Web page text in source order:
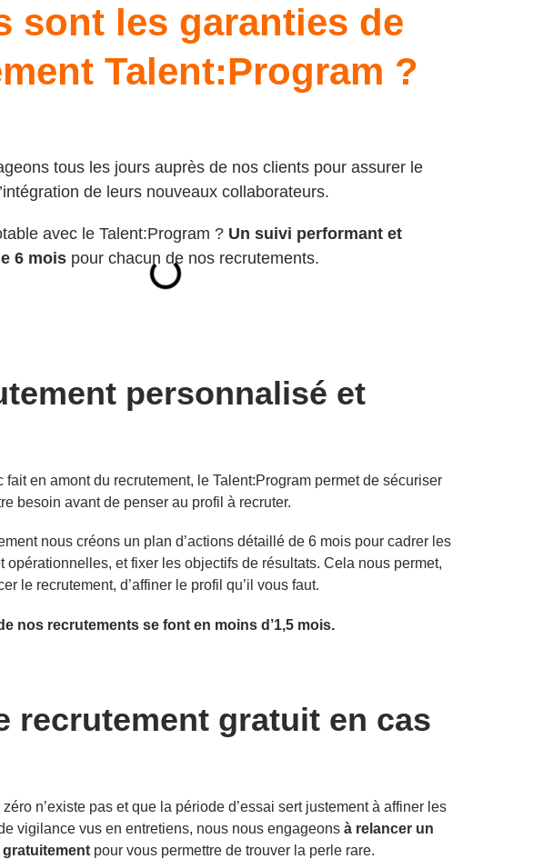
sont les garanties de
Talent:Program ?
tous les jours auprès de nos clients pour assurer le
de leurs nouveaux collaborateurs.
avec le Talent:Program ? Un suivi performant et
6 mois pour chacun de nos recrutements.
personnalisé et
fait en amont du recrutement, le Talent:Program permet de sécuriser
besoin avant de penser au profil à recruter.
nous créons un plan d’actions détaillé de 6 mois pour cadrer les
opérationnelles, et fixer les objectifs de résultats. Cela nous permet,
le recrutement, d’affiner le profil qu’il vous faut.
nos recrutements se font en moins d’1,5 mois.
recrutement gratuit en cas
n’existe pas et que la période d’essai sert justement à affiner les
vigilance vus en entretiens, nous nous engageons à relancer un
pour vous permettre de trouver la perle rare.